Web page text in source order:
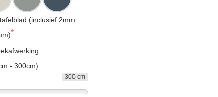
(inclusief 2mm
- 300cm)
300 cm